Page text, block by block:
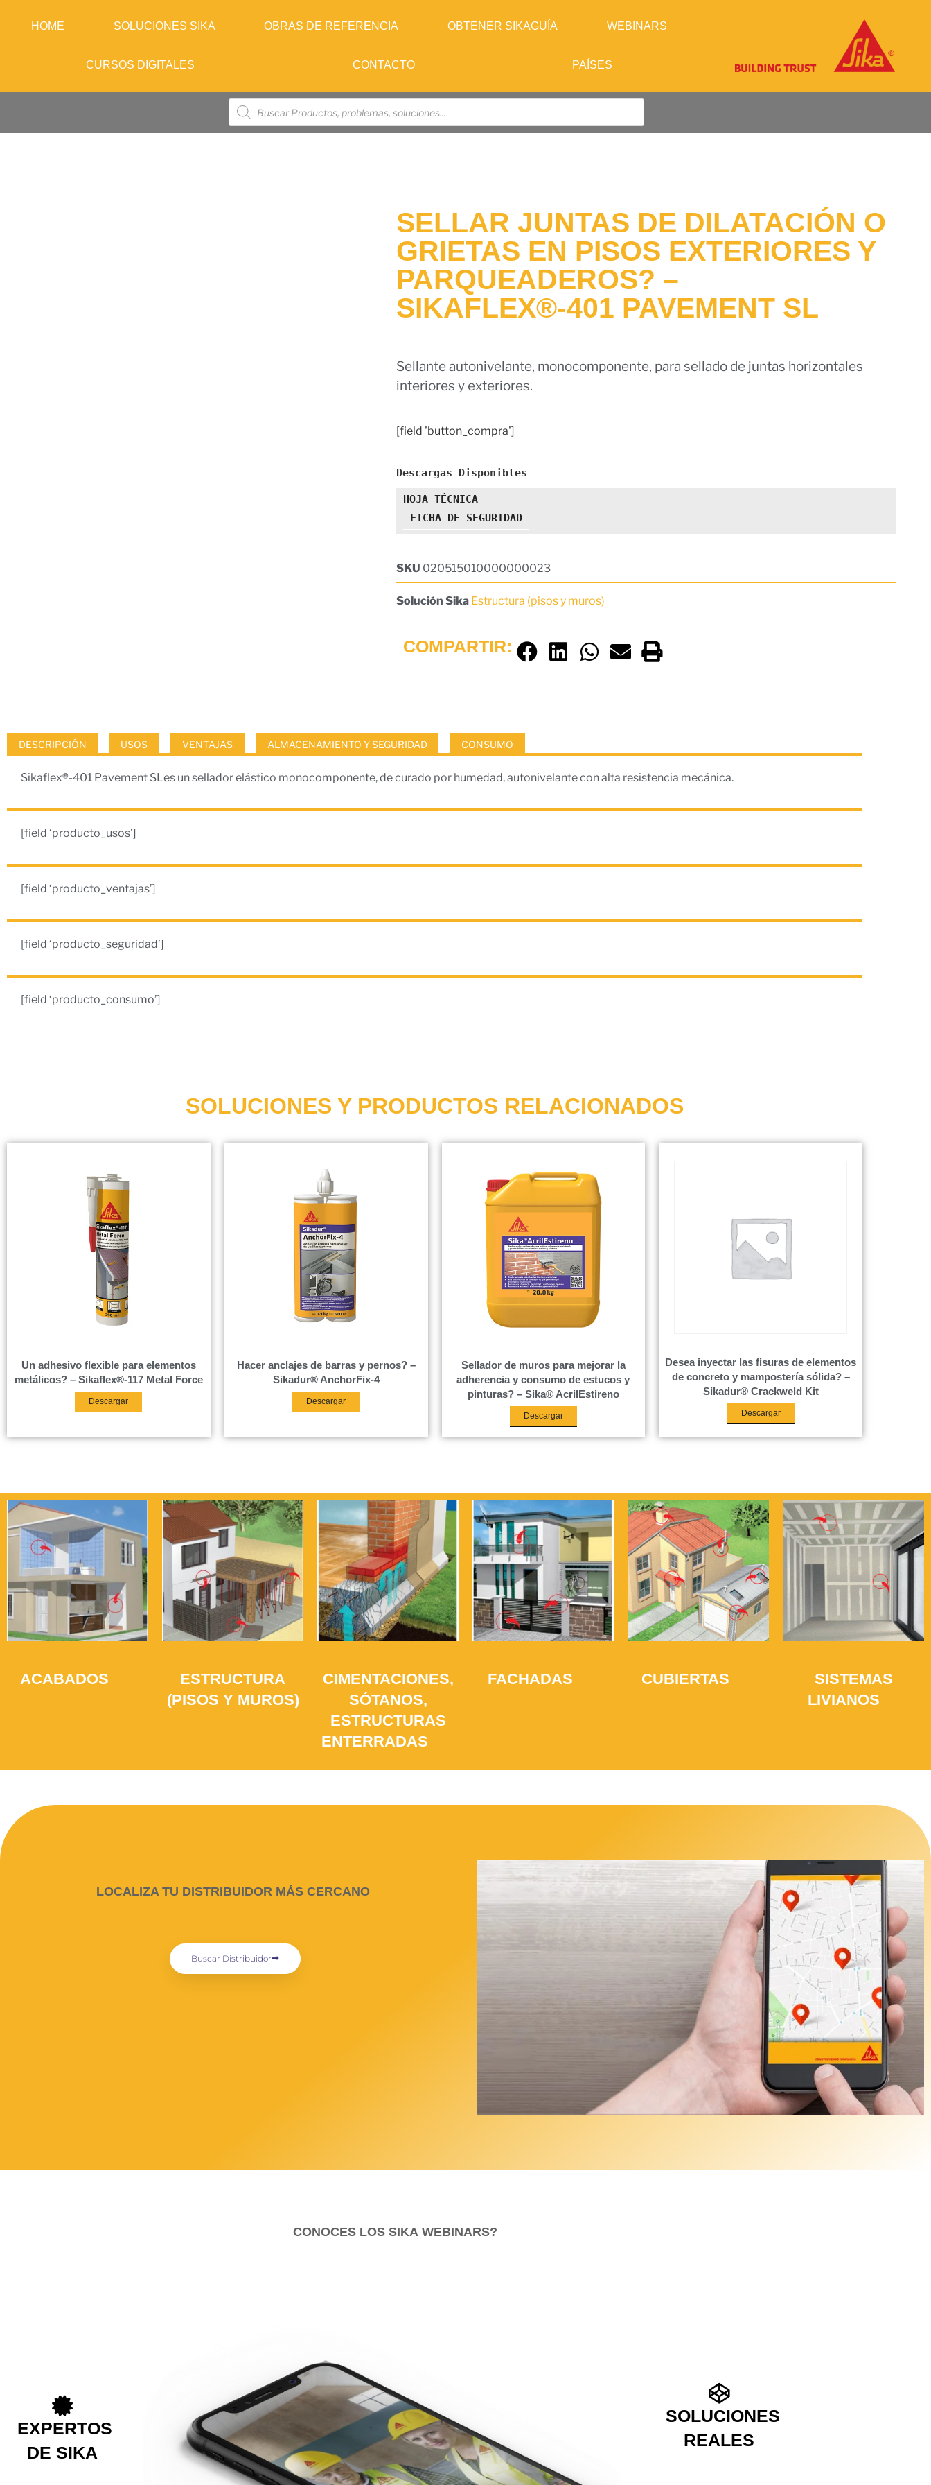
HOME SOLUCIONES SIKA OBRAS DE REFERENCIA OBTENER SIKAGUÍA WEBINARS
CURSOS DIGITALES CONTACTO PAÍSES
SELLAR JUNTAS DE DILATACIÓN O
GRIETAS EN PISOS EXTERIORES Y
PARQUEADEROS? –
SIKAFLEX®-401 PAVEMENT SL
Sellante autonivelante, monocomponente, para sellado de juntas horizontales
interiores y exteriores.
[field 'button_compra']
Descargas Disponibles
HOJA TÉCNICA
FICHA DE SEGURIDAD
SKU 020515010000000023
Solución Sika Estructura (pisos y muros)
COMPARTIR:
DESCRIPCIÓN USOS VENTAJAS ALMACENAMIENTO Y SEGURIDAD CONSUMO
Sikaflex®-401 Pavement SLes un sellador elástico monocomponente, de curado por humedad, autonivelante con alta resistencia mecánica.
[field ‘producto_usos’]
[field ‘producto_ventajas’]
[field ‘producto_seguridad’]
[field ‘producto_consumo’]
SOLUCIONES Y PRODUCTOS RELACIONADOS
Un adhesivo flexible para elementos
metálicos? – Sikaflex®-117 Metal Force
Descargar
Hacer anclajes de barras y pernos? –
Sikadur® AnchorFix-4
Descargar
Sellador de muros para mejorar la
adherencia y consumo de estucos y
pinturas? – Sika® AcrilEstireno
Descargar
Desea inyectar las fisuras de elementos
de concreto y mampostería sólida? –
Sikadur® Crackweld Kit
Descargar
ACABADOS
ESTRUCTURA
(PISOS Y MUROS)
CIMENTACIONES,
SÓTANOS,
ESTRUCTURAS
ENTERRADAS
FACHADAS CUBIERTAS
SISTEMAS
LIVIANOS
LOCALIZA TU DISTRIBUIDOR MÁS CERCANO
Buscar Distribuidor
CONOCES LOS SIKA WEBINARS?
EXPERTOS
DE SIKA
SOLUCIONES
REALES